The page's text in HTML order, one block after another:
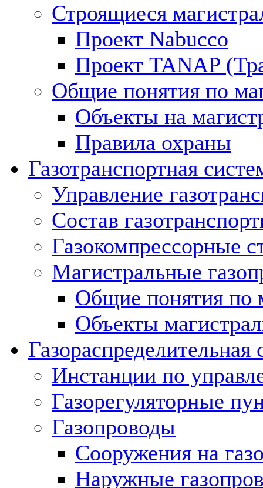
Строящиеся
Проект Nabucco
Проект TANAP
Общие понятия по
Объекты на
Правила охраны
Газотранспортная
Управление
Состав
Газокомпрессорные
Магистральные
Общие понятия по
Объекты
Газораспределительная
Инстанции по
Газорегуляторные
Газопроводы
Сооружения на
Наружные